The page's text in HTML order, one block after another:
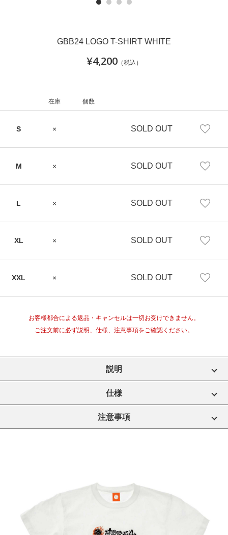
GBB24 LOGO T-SHIRT WHITE
¥4,200（税込）
在庫 個数
S × SOLD OUT
M × SOLD OUT
L × SOLD OUT
XL × SOLD OUT
XXL × SOLD OUT
お客様都合による返品・キャンセルは一切お受けできません。
ご注文前に必ず説明、仕様、注意事項をご確認ください。
説明
仕様
注意事項